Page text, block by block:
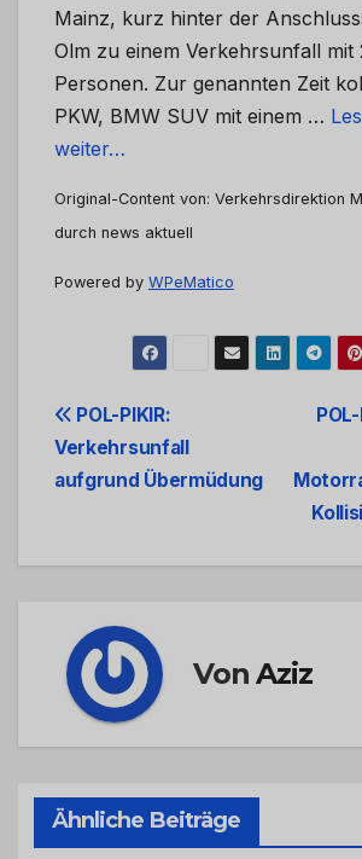
Mainz, kurz hinter der
Olm zu einem Verkehrsunfall mit
Personen. Zur genannten Zeit
PKW, BMW SUV mit einem …
weiter…
Original-Content von: Verkehrsdirektion
durch news aktuell
Powered by WPeMatico
Beitrags-
Navigation
POL-PIKIR:
Verkehrsunfall
aufgrund Übermüdung
VonAziz
Ähnliche Beiträge